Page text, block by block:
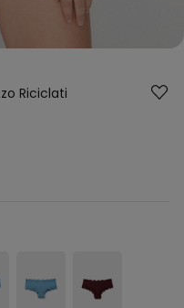
Riciclati